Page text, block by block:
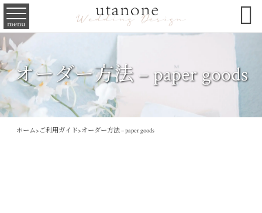
menu 
オーダー方法 – paper goods
ホーム> ご利用ガイド>オーダー方法 – paper goods